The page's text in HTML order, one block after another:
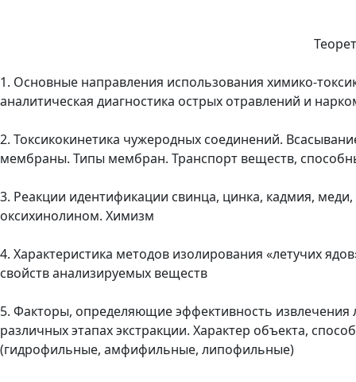
1. Основные направления использования химико-
аналитическая диагностика острых отравлений и
2. Токсикокинетика чужеродных соединений.
мембраны. Типы мембран. Транспорт веществ,
3. Реакции идентификации свинца, цинка, кадмия,
оксихинолином. Химизм
4. Характеристика методов изолирования «летучих
свойств анализируемых веществ
5. Факторы, определяющие эффективность извлечения
различных этапах экстракции. Характер объекта,
(гидрофильные, амфифильные, липофильные)